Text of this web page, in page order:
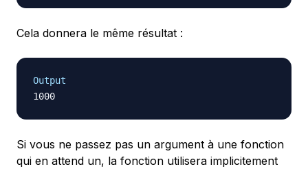
Cela donnera le même résultat :
Output
Si vous ne passez pas un argument à une fonction
qui en attend un, la fonction utilisera implicitement